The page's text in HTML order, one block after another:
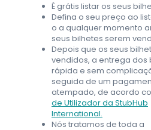
É grátis listar os seus
Defina o seu preço ao
o a qualquer momento
seus bilhetes serem
Depois que os seus
vendidos, a entrega dos
rápida e sem
seguida de um
atempado, de acordo
de Utilizador da StubHub
International.
Nós tratamos de toda a